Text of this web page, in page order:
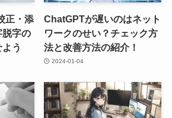
正・添
脱字の
う
ChatGPTが遅いのはネット
ワークのせい？チェック方
法と改善方法の紹介！
2024-01-04